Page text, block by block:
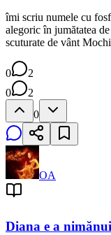
îmi scriu numele cu
alegoric în jumătatea
scuturate de vânt
0
2
0
2
0
OA
Diana e a nimănui